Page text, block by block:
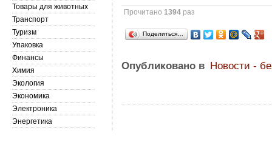
Прочитано1394 раз
Поделиться…
Опубликовано в Новости -
Товары для животных
Транспорт
Туризм
Упаковка
Финансы
Химия
Экология
Экономика
Электроника
Энергетика